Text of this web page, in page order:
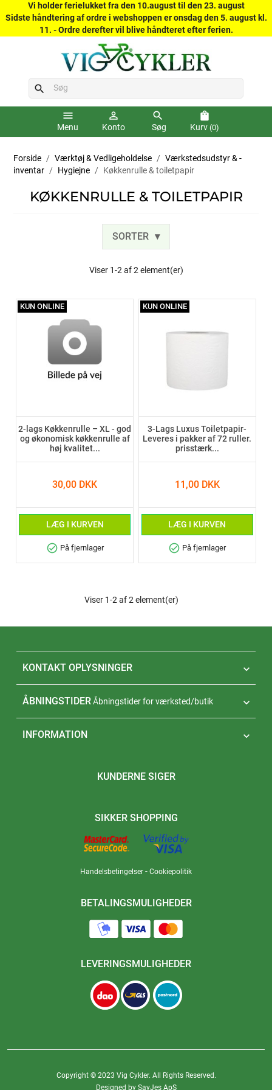
Vi holder ferielukket fra den 10.august til den 23. august
Sidste håndtering af ordre i webshoppen er onsdag den 5. august kl.
11. - Ordre derefter vil blive håndteret efter ferien.
search
menu
Menu
person_outline
Konto
search
Søg
shopping_bag
Kurv (0)
Forside Værktøj & Vedligeholdelse
Værkstedsudstyr & -
inventar
Hygiejne Køkkenrulle & toiletpapir
KØKKENRULLE & TOILETPAPIR
SORTER
Viser 1-2 af 2 element(er)
2-lags Køkkenrulle – XL - god
og økonomisk køkkenrulle af
høj kvalitet...
30,00 DKK
LÆG I KURVEN
check_circle På fjernlager
KUN ONLINE
3-Lags Luxus Toiletpapir-
Leveres i pakker af 72 ruller.
prisstærk...
11,00 DKK
LÆG I KURVEN
check_circle På fjernlager
KUN ONLINE
Viser 1-2 af 2 element(er)
KONTAKT OPLYSNINGER 
ÅBNINGSTIDER 
Åbningstider for værksted/butik
INFORMATION 
KUNDERNE SIGER
SIKKER SHOPPING
Handelsbetingelser - Cookiepolitik
BETALINGSMULIGHEDER
LEVERINGSMULIGHEDER
Copyright © 2023 Vig Cykler. All Rights Reserved.
Designed by SayJes ApS